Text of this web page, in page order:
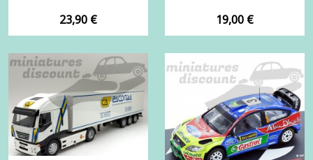
Prix
23,90 € Prix
19,00 €